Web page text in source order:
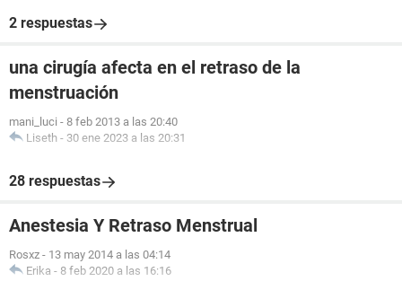
2 respuestas
una cirugía afecta en el retraso de la
menstruación
mani_luci - 8 feb 2013 a las 20:40
Liseth - 30 ene 2023 a las 20:31
28 respuestas
Anestesia Y Retraso Menstrual
Rosxz - 13 may 2014 a las 04:14
Erika - 8 feb 2020 a las 16:16